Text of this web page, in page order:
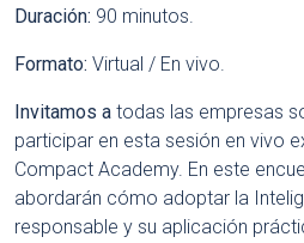
Duración: 90 minutos.
Formato: Virtual / En vivo.
Invitamos a todas las empresas
participar en esta sesión en vivo
Compact Academy. En este
abordarán cómo adoptar la
responsable y su aplicación